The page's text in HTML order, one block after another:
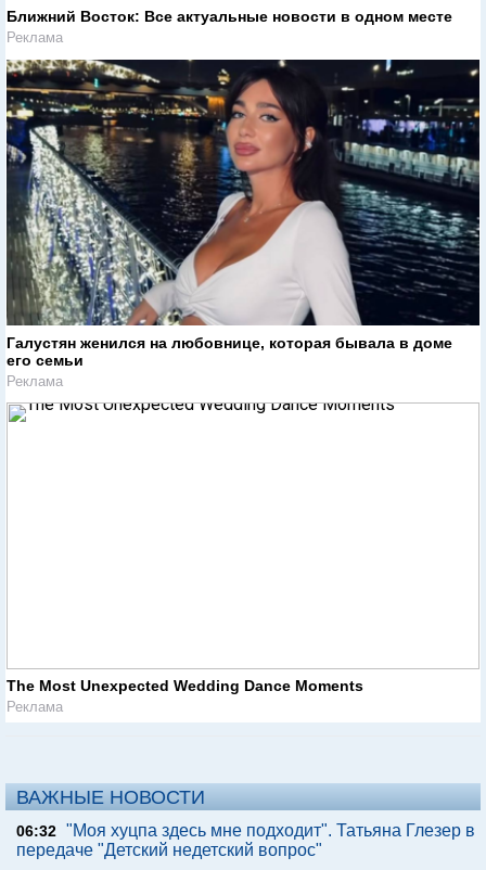
Ближний Восток: Все актуальные новости в одном месте
Реклама
Галустян женился на любовнице, которая бывала в доме
его семьи
Реклама
The Most Unexpected Wedding Dance Moments
Реклама
ВАЖНЫЕ НОВОСТИ
06:32 "Моя хуцпа здесь мне подходит". Татьяна Глезер в
передаче "Детский недетский вопрос"